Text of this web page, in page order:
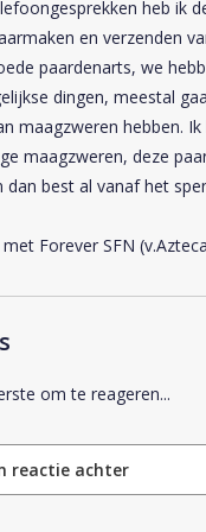
heb ik
en verzenden
paardenarts, we
dingen, meestal
maagzweren hebben.
maagzweren, deze
dan best al vanaf het
Forever SFN
om te reageren...
reactie achter